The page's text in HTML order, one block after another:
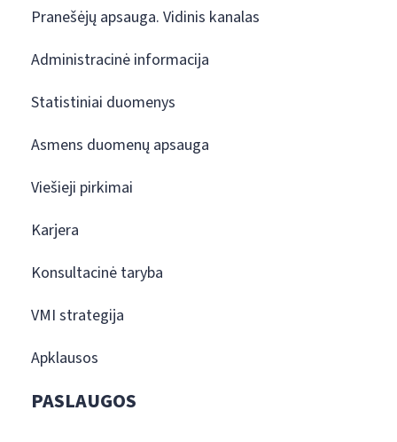
Pranešėjų apsauga. Vidinis kanalas
Administracinė informacija
Statistiniai duomenys
Asmens duomenų apsauga
Viešieji pirkimai
Karjera
Konsultacinė taryba
VMI strategija
Apklausos
PASLAUGOS